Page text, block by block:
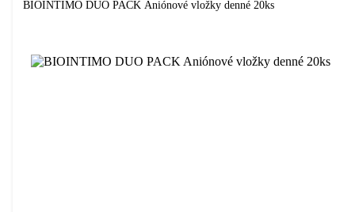
BIOINTIMO DUO PACK Aniónové vložky denné 20ks